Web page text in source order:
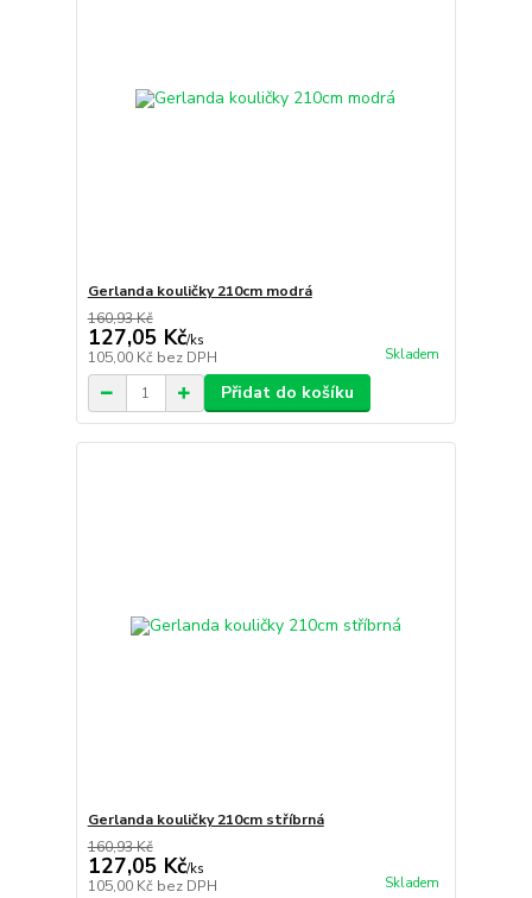
Gerlanda kouličky 210cm modrá
160,93 Kč
127,05 Kč/ks
105,00 Kč bez DPH Skladem
Přidat do košíku
Gerlanda kouličky 210cm stříbrná
160,93 Kč
127,05 Kč/ks
105,00 Kč bez DPH Skladem